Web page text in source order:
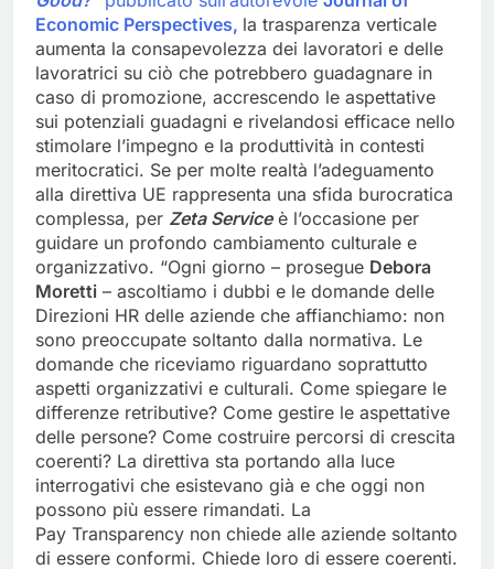
Economic Perspectives, la trasparenza verticale
aumenta la consapevolezza dei lavoratori e delle
lavoratrici su ciò che potrebbero guadagnare in
caso di promozione, accrescendo le aspettative
sui potenziali guadagni e rivelandosi efficace nello
stimolare l’impegno e la produttività in contesti
meritocratici. Se per molte realtà l’adeguamento
alla direttiva UE rappresenta una sfida burocratica
complessa, per Zeta Serviceè l’occasione per
guidare un profondo cambiamento culturale e
organizzativo. “Ogni giorno – prosegue Debora
Moretti – ascoltiamo i dubbi e le domande delle
Direzioni HR delle aziende che affianchiamo: non
sono preoccupate soltanto dalla normativa. Le
domande che riceviamo riguardano soprattutto
aspetti organizzativi e culturali. Come spiegare le
differenze retributive? Come gestire le aspettative
delle persone? Come costruire percorsi di crescita
coerenti? La direttiva sta portando alla luce
interrogativi che esistevano già e che oggi non
possono più essere rimandati. La
Pay Transparency non chiede alle aziende soltanto
di essere conformi. Chiede loro di essere coerenti.